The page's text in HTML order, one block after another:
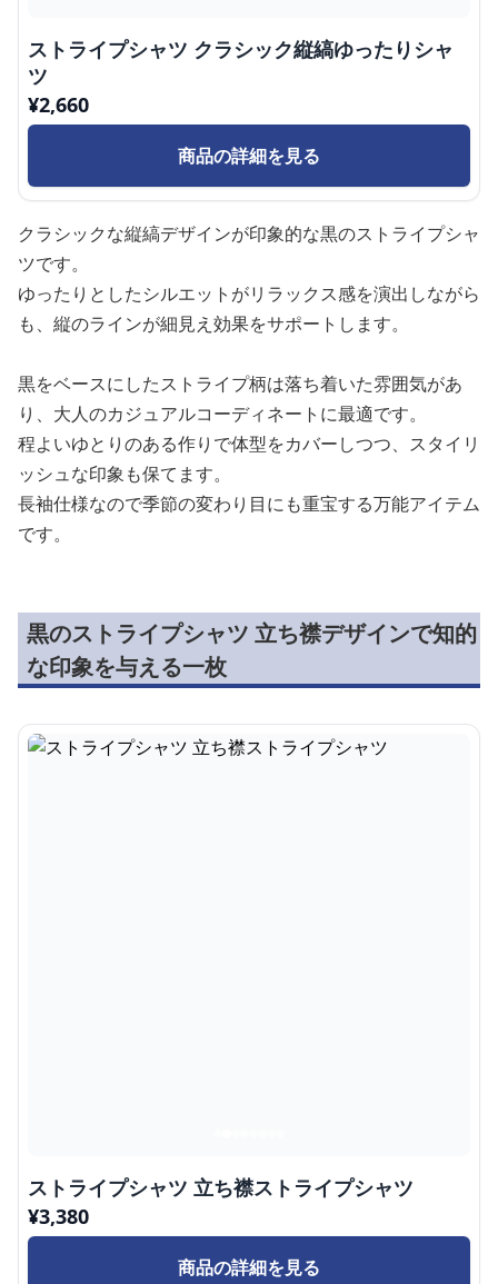
ストライプシャツ クラシック縦縞ゆったりシャ
ツ
¥2,660
商品の詳細を見る
クラシックな縦縞デザインが印象的な黒のストライプシャ
ツです。
ゆったりとしたシルエットがリラックス感を演出しながら
も、縦のラインが細見え効果をサポートします。
黒をベースにしたストライプ柄は落ち着いた雰囲気があ
り、大人のカジュアルコーディネートに最適です。
程よいゆとりのある作りで体型をカバーしつつ、スタイリ
ッシュな印象も保てます。
長袖仕様なので季節の変わり目にも重宝する万能アイテム
です。
黒のストライプシャツ 立ち襟デザインで知的
な印象を与える一枚
ストライプシャツ 立ち襟ストライプシャツ
¥3,380
商品の詳細を見る